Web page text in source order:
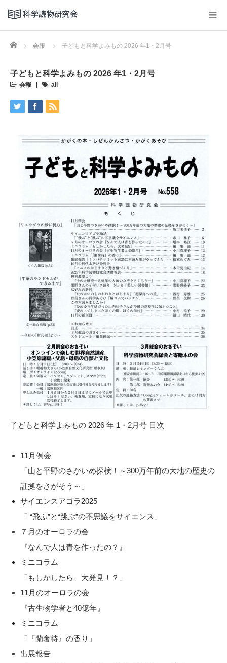
Home 会報 子どもと科学よみもの 2026 年1・2月号
子どもと科学よみもの 2026 年1・2月号
会報 all
子どもと科学よみもの 2026 年 1・2月号 目次
11月例会
「山と平野のさかいめ探検！～300万年前の大地の歴史の
証拠をさがそう～」
サイエンスアゴラ2025
「 “飛ぶ”と“跳ぶ”の不思議をサイエンス」
７月のオーロラの会
『なんで人は青を作ったの？』
ミニコラム
「もしかしたら、大発見！？」
11月のオーロラの会
『古生物学者と40億年』
ミニコラム
「『蘭奢待』の香り」
出展報告